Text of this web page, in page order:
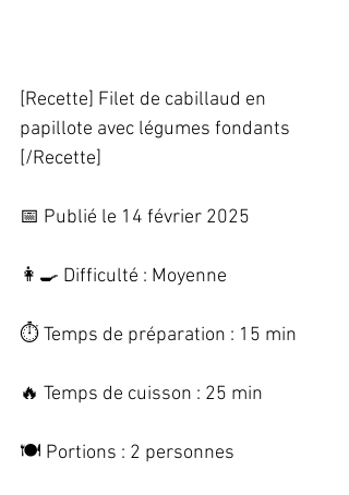
[Recette] Filet de cabillaud en
papillote avec légumes fondants
[/Recette]
📅 Publié le 14 février 2025
👩‍🍳 Difficulté : Moyenne
⏱️ Temps de préparation : 15 min
🔥 Temps de cuisson : 25 min
🍽️ Portions : 2 personnes